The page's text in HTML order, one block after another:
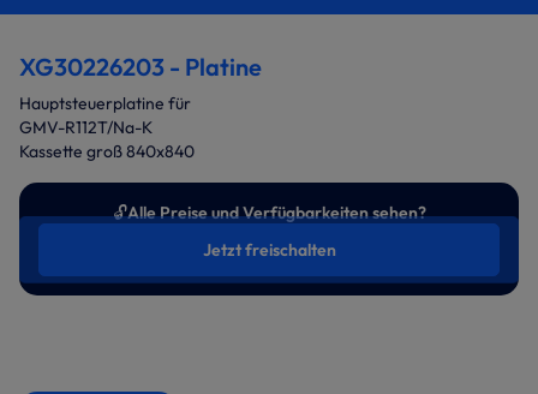
XG30226203 - Platine
Hauptsteuerplatine für
GMV-R112T/Na-K
Kassette groß 840x840
🔓Alle Preise und Verfügbarkeiten sehen?
Jetzt freischalten